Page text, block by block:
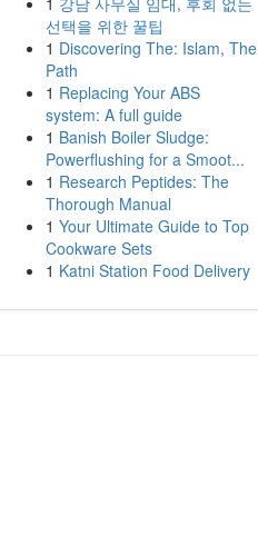
선택을 위한 꿀팁
1 Discovering The: Islam, The
Path
1 Replacing Your ABS
system: A full guide
1 Banish Boiler Sludge:
Powerflushing for a Smoot...
1 Research Peptides: The
Thorough Manual
1 Your Ultimate Guide to Top
Cookware Sets
1 Katni Station Food Delivery